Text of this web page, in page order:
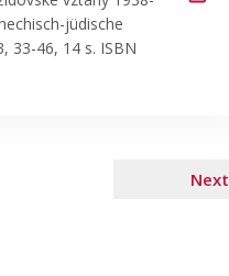
jüdische
33-46, 14 s. ISBN
Next